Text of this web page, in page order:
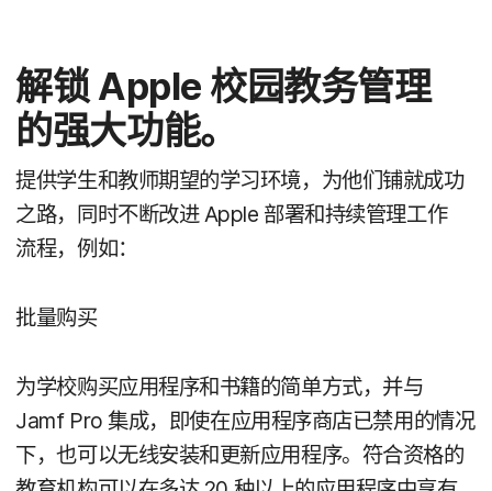
解锁 Apple 校园​教务​管理
的​强大​功能。
提供​学生​和​教师​期望​的​学习​环境，​为​他们​铺​就​成功​
之路，​同时​不断​改进Apple 部署​和​持续​管理​工作​
流程，​例如：
批量​购买
为​学校​购买​应用​程序​和​书籍​的​简单​方式，​并​与
Jamf Pro集成，​即使​在​应用​程序商店​已​禁用​的​情况​
下，​也​可以​无线​安装​和​更新​应用​程序。​符合​资格​的​